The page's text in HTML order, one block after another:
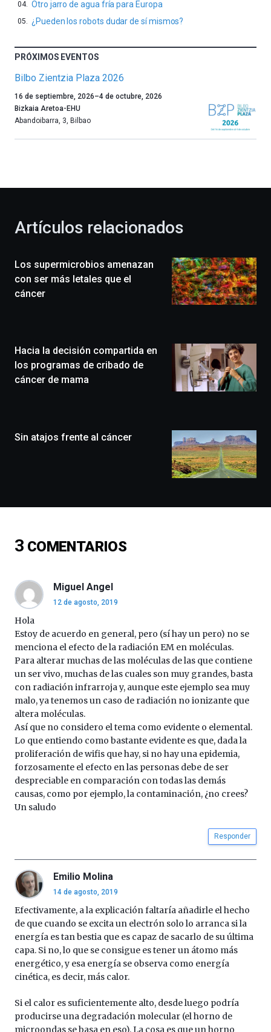
Otro jarro de agua fría para Europa
¿Pueden los robots dudar de sí mismos?
PRÓXIMOS EVENTOS
Bilbo Zientzia Plaza 2026
Un
año
más,
celebración
novena
edición
un
festival
que
monólogos,
de
16
4
de
octubre.
iniciativa,
organizada
por
la
Cátedra…
16 de septiembre, 2026–4 de octubre, 2026
Bizkaia Aretoa-EHU
Abandoibarra, 3 Bilbao
Artículos relacionados
Los supermicrobios amenazan
con ser más letales que el
cáncer
Hacia la decisión compartida en
los programas de cribado de
cáncer de mama
Sin atajos frente al cáncer
3 COMENTARIOS
Miguel Angel
12 de agosto, 2019
Hola
Estoy de acuerdo en general, pero (sí hay un pero) no se
menciona el efecto de la radiación EM en moléculas.
Para alterar muchas de las moléculas de las que contiene
un ser vivo, muchas de las cuales son muy grandes, basta
con radiación infrarroja y, aunque este ejemplo sea muy
malo, ya tenemos un caso de radiación no ionizante que
altera moléculas.
Así que no considero el tema como evidente o elemental.
Lo que entiendo como bastante evidente es que, dada la
proliferación de wifis que hay, si no hay una epidemia,
forzosamente el efecto en las personas debe de ser
despreciable en comparación con todas las demás
causas, como por ejemplo, la contaminación, ¿no crees?
Un saludo
Responder
Emilio Molina
14 de agosto, 2019
Efectivamente, a la explicación faltaría añadirle el hecho
de que cuando se excita un electrón solo lo arranca si la
energía es tan bestia que es capaz de sacarlo de su última
capa. Si no, lo que se consigue es tener un átomo más
energético, y esa energía se observa como energía
cinética, es decir, más calor.
Si el calor es suficientemente alto, desde luego podría
producirse una degradación molecular (el horno de
microondas se basa en eso). La cosa es que un horno